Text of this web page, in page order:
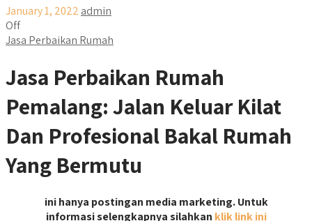
January 1, 2022 admin
Off
Jasa Perbaikan Rumah
Jasa Perbaikan Rumah
Pemalang: Jalan Keluar Kilat
Dan Profesional Bakal Rumah
Yang Bermutu
ini hanya postingan media marketing. Untuk
informasi selengkapnya silahkan klik link ini